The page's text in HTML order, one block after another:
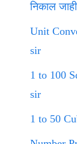
निकाल
Unit
sir
1 to 100
sir
1 to 50